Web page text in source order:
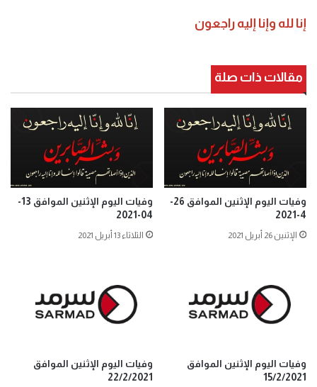
إنا لله وإنا إليه راجعون
مقالات ذات صلة
وفيات اليوم الإثنين الموافق 26-
4-2021
الإثنين 26 أبريل 2021
وفيات اليوم الإثنين الموافق 13-
04-2021
الثلاثاء 13 أبريل 2021
وفيات اليوم الإثنين الموافق
15/2/2021
وفيات اليوم الإثنين الموافق
22/2/2021